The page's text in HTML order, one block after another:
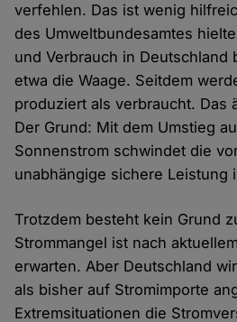
verfehlen. Das ist wenig
des Umweltbundesamtes
und Verbrauch in Deutschland
etwa die Waage. Seitdem
produziert als verbraucht. Das
Der Grund: Mit dem Umstieg
Sonnenstrom schwindet die
unabhängige sichere Leistung
Trotzdem besteht kein Grund
Strommangel ist nach
erwarten. Aber Deutschland
als bisher auf Stromimporte
Extremsituationen die